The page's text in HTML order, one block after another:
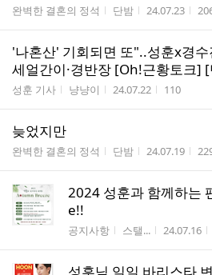
게시판명
완벽한 결혼의 정석 작성자
단밤 작성시간
24.07.23 조
'나혼산' 기회되면 또"..성훈x경
세얼간이·경반장 [Oh!근황토크]
게시판명
성훈 기사 작성자
냥냥이 작성시간
24.07.22 조회수
110
늦었지만
게시판명
완벽한 결혼의 정석 작성자
단밤 작성시간
24.07.19 조
2024 성훈과 함께하는
e!!
게시판명
공지사항 작성자
스탤... 작성시간
24.07.16